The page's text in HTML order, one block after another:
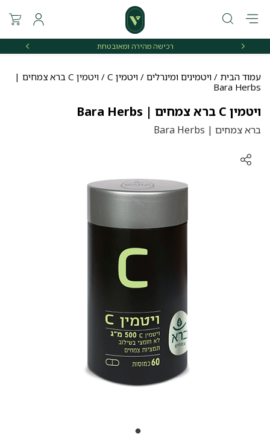
רכישה מהירה ומאובטחת
עמוד הבית / ויטמינים ומינרלים / ויטמין C
/ ויטמין C ברא צמחים |
Bara Herbs
ויטמין C ברא צמחים | Bara Herbs
ברא צמחים | Bara Herbs